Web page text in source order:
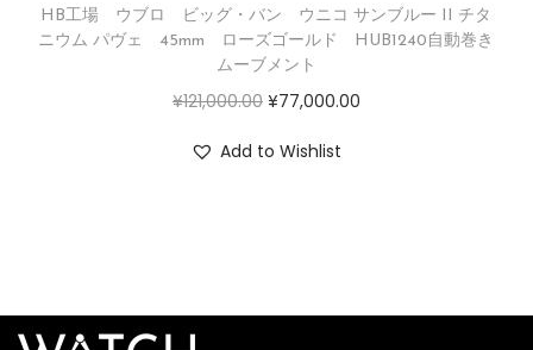
HB工場 ウブロ ビッグ・バン ウニコ サンブルー II チタ
ニウム パヴェ 45mm ローズゴールド HUB1240自動巻き
ムーブメント
¥121,000.00 ¥77,000.00
Add to Wishlist